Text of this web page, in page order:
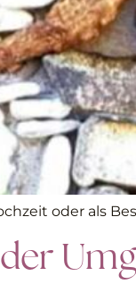
oder als